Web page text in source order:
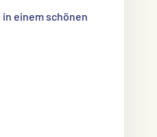
einem schönen